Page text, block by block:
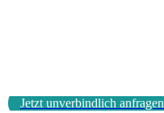
Jetzt unverbindlich anfragen